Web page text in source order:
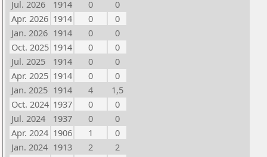
Jul. 2026
1914 0
0
Apr. 2026 1914 0
0
Jan. 2026 1914 0
0
Oct. 2025 1914 0
0
Jul. 2025
1914 0
0
Apr. 2025 1914 0
0
Jan. 2025 1914 4
1,5
Oct. 2024 1937 0
0
Jul. 2024
1937 0
0
Apr. 2024 1906 1
0
Jan. 2024 1913 2
2